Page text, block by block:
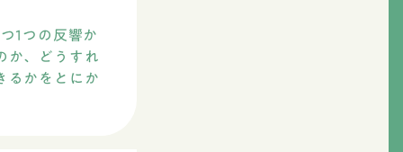
1つの反響か
か、どうすれ
るかをとにか